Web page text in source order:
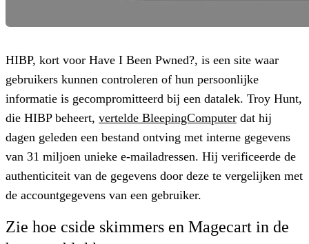
HIBP, kort voor Have I Been Pwned?, is een site waar
gebruikers kunnen controleren of hun persoonlijke
informatie is gecompromitteerd bij een datalek. Troy Hunt,
die HIBP beheert, vertelde BleepingComputer dat hij
dagen geleden een bestand ontving met interne gegevens
van 31 miljoen unieke e-mailadressen. Hij verificeerde de
authenticiteit van de gegevens door deze te vergelijken met
de accountgegevens van een gebruiker.
Zie hoe cside skimmers en Magecart in de